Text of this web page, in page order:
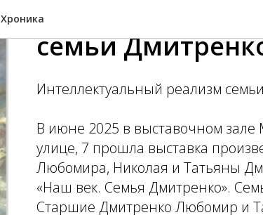
Хроника
семьи
Интеллектуальный реализм
В июне 2025 в выставочном
улице, 7 прошла выставка
Любомира, Николая и Татьяны
«Наш век. Семья Дмитренко».
Старшие Дмитренко Любомир и